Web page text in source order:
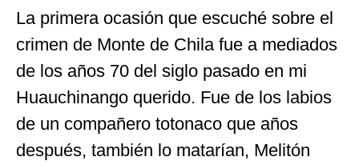
La primera ocasión que escuché sobre el
crimen de Monte de Chila fue a mediados
de los años 70 del siglo pasado en mi
Huauchinango querido. Fue de los labios
de un compañero totonaco que años
después, también lo matarían, Melitón